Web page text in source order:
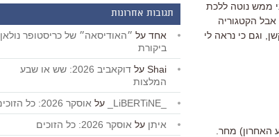
ממש נוטה ללכת
הקטגוריה
ב"צעצוע של סיפור 3 " בשביל האקשן, וגם כי נראה לי
האחרון) מחר.
תגובות אחרונות
אחד על ״האודיסאה״ של כריסטופר נולאן,
ביקורת
Shai על
דוקאביב 2026: שש או שבע
המלצות
על אוסקר 2026: כל הזוכים
איתן על אוסקר 2026: כל הזוכים